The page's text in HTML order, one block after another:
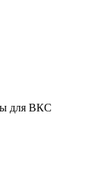
для ВКС